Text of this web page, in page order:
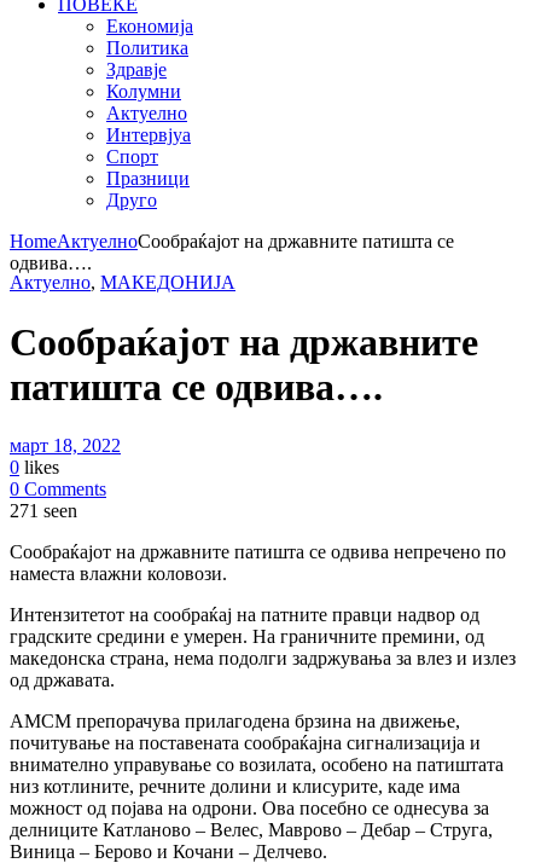
ПОВЕЌЕ
Економија
Политика
Здравје
Колумни
Актуелно
Интервјуа
Спорт
Празници
Друго
HomeАктуелноСообраќајот на државните патишта се
одвива….
Актуелно, МАКЕДОНИЈА
Сообраќајот на државните
патишта се одвива….
март 18, 2022
0 likes
0 Comments
271 seen
Сообраќајот на државните патишта се одвива непречено по
наместа влажни коловози.
Интензитетот на сообраќај на патните правци надвор од
градските средини е умерен. На граничните премини, од
македонска страна, нема подолги задржувања за влез и излез
од државата.
АМСМ препорачува прилагодена брзина на движење,
почитување на поставената сообраќајна сигнализација и
внимателно управување со возилата, особено на патиштата
низ котлините, речните долини и клисурите, каде има
можност од појава на одрони. Ова посебно се однесува за
делниците Катланово – Велес, Маврово – Дебар – Струга,
Виница – Берово и Кочани – Делчево.